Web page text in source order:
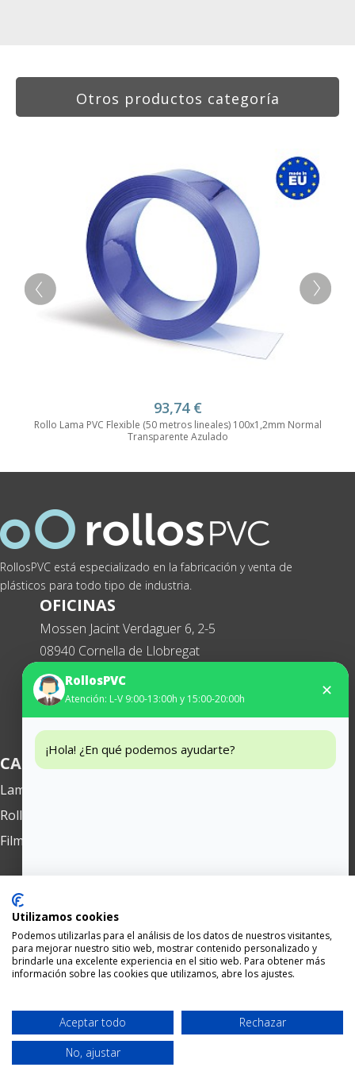
Utilizamos cookies
Podemos utilizarlas para el análisis de los datos de nuestros visitantes,
para mejorar nuestro sitio web, mostrar contenido personalizado y
brindarle una excelente experiencia en el sitio web. Para obtener más
información sobre las cookies que utilizamos, abre los ajustes.
Aceptar todo
Rechazar
No, ajustar
Otros productos categoría
93,74 €
Rollo Lama PVC Flexible (50 metros lineales) 100x1,2mm Normal
Transparente Azulado
RollosPVC está especializado en la fabricación y venta de
plásticos para todo tipo de industria.
OFICINAS
Mossen Jacint Verdaguer 6, 2-5
08940 Cornella de Llobregat
Tel. 93 474 65 29
WhatsApp627434369
CATEGORIAS
Lamas PVC Flexible
Rollos PVC Flexible
Film PVC Flexible
EMPRESA
Quienes somos
Condiciones venta
Contacto
Aviso legal y política de privacidad
RollosPVC
Atención: L-V 9:00-13:00h y 15:00-20:00h ✕
¡Hola! ¿En qué podemos ayudarte?